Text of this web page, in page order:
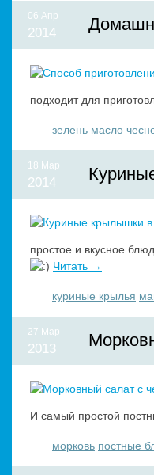
06 Апр
2014
подходит для
зелень масло
18 Мар
2014
простое и вкусное
Читать →
куриные крылья
27 Мар
2013
И самый простой
морковь постные